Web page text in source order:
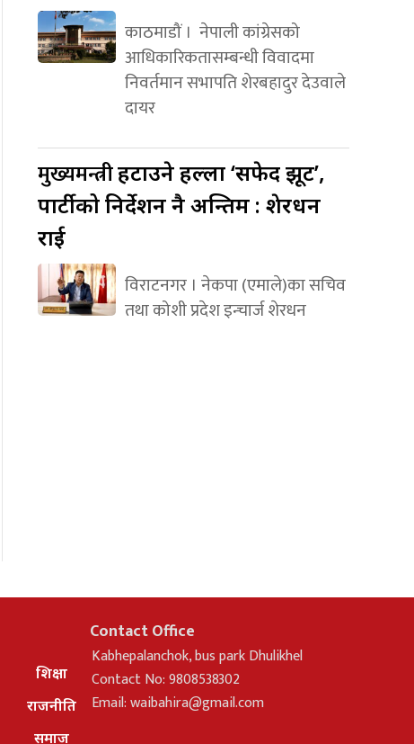
काठमाडौं । नेपाली कांग्रेसको
आधिकारिकतासम्बन्धी विवादमा
निवर्तमान सभापति शेरबहादुर देउवाले
दायर
मुख्यमन्त्रीहटाउने हल्ला ‘सफेद झूट’,
पार्टीको निर्देशन नै अन्तिम : शेरधन
राई
विराटनगर । नेकपा (एमाले)का सचिव
तथा कोशी प्रदेश इन्चार्ज शेरधन
शिक्षा
राजनीति
समाज
Contact Office
Kabhepalanchok, bus park Dhulikhel
Contact No: 9808538302
Email:waibahira@gmail.com